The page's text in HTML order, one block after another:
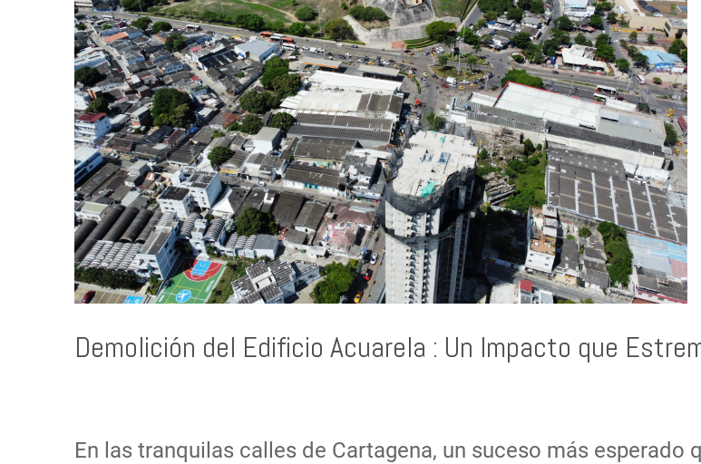
Demolición del Edificio Acuarela : Un Impacto que
En las tranquilas calles de Cartagena, un suceso más esperado